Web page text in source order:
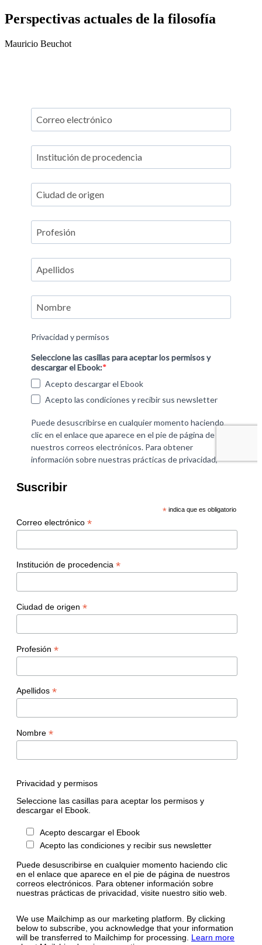
Perspectivas actuales de la filosofía
Mauricio Beuchot
Suscribir
* indica que es obligatorio
Correo electrónico *
Institución de procedencia *
Ciudad de origen *
Profesión *
Apellidos *
Nombre *
Privacidad y permisos
Seleccione las casillas para aceptar los permisos y
descargar el Ebook.
Acepto descargar el Ebook
Acepto las condiciones y recibir sus newsletter
Puede desuscribirse en cualquier momento haciendo clic
en el enlace que aparece en el pie de página de nuestros
correos electrónicos. Para obtener información sobre
nuestras prácticas de privacidad, visite nuestro sitio web.
We use Mailchimp as our marketing platform. By clicking
below to subscribe, you acknowledge that your information
will be transferred to Mailchimp for processing. Learn more